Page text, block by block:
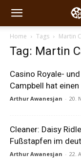
Home Tags Martin
Tag: Martin
Casino Royale-
Campbell hat
Arthur Awanesjan - 20.
Cleaner: Daisy
Fußstapfen im
Arthur Awanesjan - 22.